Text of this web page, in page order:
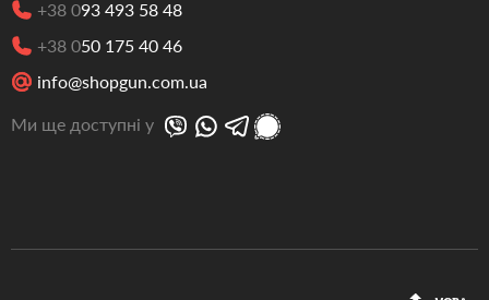
+38 093 493 58 48
+38 050 175 40 46
info@shopgun.com.ua
Ми ще доступні у